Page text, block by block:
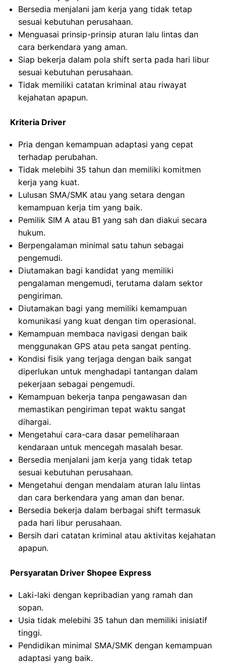
Bersedia menjalani jam kerja yang tidak tetap
sesuai kebutuhan perusahaan.
Menguasai prinsip-prinsip aturan lalu lintas dan
cara berkendara yang aman.
Siap bekerja dalam pola shift serta pada hari libur
sesuai kebutuhan perusahaan.
Tidak memiliki catatan kriminal atau riwayat
kejahatan apapun.
Kriteria Driver
Pria dengan kemampuan adaptasi yang cepat
terhadap perubahan.
Tidak melebihi 35 tahun dan memiliki komitmen
kerja yang kuat.
Lulusan SMA/SMK atau yang setara dengan
kemampuan kerja tim yang baik.
Pemilik SIM A atau B1 yang sah dan diakui secara
hukum.
Berpengalaman minimal satu tahun sebagai
pengemudi.
Diutamakan bagi kandidat yang memiliki
pengalaman mengemudi, terutama dalam sektor
pengiriman.
Diutamakan bagi yang memiliki kemampuan
komunikasi yang kuat dengan tim operasional.
Kemampuan membaca navigasi dengan baik
menggunakan GPS atau peta sangat penting.
Kondisi fisik yang terjaga dengan baik sangat
diperlukan untuk menghadapi tantangan dalam
pekerjaan sebagai pengemudi.
Kemampuan bekerja tanpa pengawasan dan
memastikan pengiriman tepat waktu sangat
dihargai.
Mengetahui cara-cara dasar pemeliharaan
kendaraan untuk mencegah masalah besar.
Bersedia menjalani jam kerja yang tidak tetap
sesuai kebutuhan perusahaan.
Mengetahui dengan mendalam aturan lalu lintas
dan cara berkendara yang aman dan benar.
Bersedia bekerja dalam berbagai shift termasuk
pada hari libur perusahaan.
Bersih dari catatan kriminal atau aktivitas kejahatan
apapun.
Persyaratan Driver Shopee Express
Laki-laki dengan kepribadian yang ramah dan
sopan.
Usia tidak melebihi 35 tahun dan memiliki inisiatif
tinggi.
Pendidikan minimal SMA/SMK dengan kemampuan
adaptasi yang baik.